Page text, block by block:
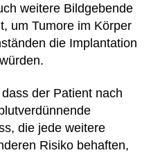
weitere Bildgebende
um Tumore im Körper
die Implantation
der Patient nach
die jede weitere
Risiko behaften,